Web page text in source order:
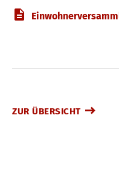
ZUR ÜBERSICHT